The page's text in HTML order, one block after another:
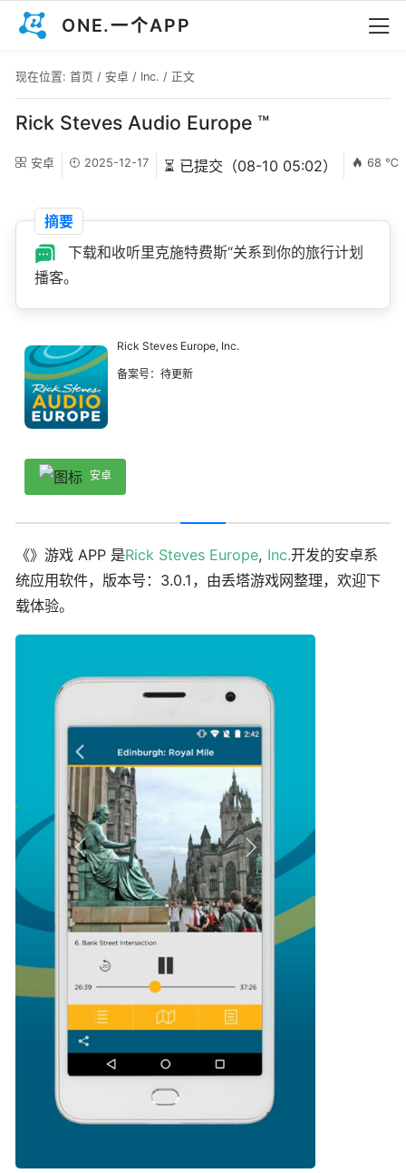
ONE.一个APP
现在位置: 首页 / 安卓 / Inc. / 正文
Rick Steves Audio Europe ™
安卓 2025-12-17 ⏳ 已提交（08-10 05:02） 68 ℃
摘要
下载和收听里克施特费斯“关系到你的旅行计划
播客。
Rick Steves Europe, Inc.
备案号：待更新
安卓
《》游戏 APP 是Rick Steves Europe, Inc.开发的安卓系
统应用软件，版本号：3.0.1，由丢塔游戏网整理，欢迎下
载体验。